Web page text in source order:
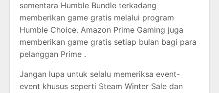
sementara Humble Bundle terkadang
memberikan game gratis melalui program
Humble Choice. Amazon Prime Gaming juga
memberikan game gratis setiap bulan bagi para
pelanggan Prime .
Jangan lupa untuk selalu memeriksa event-
event khusus seperti Steam Winter Sale dan